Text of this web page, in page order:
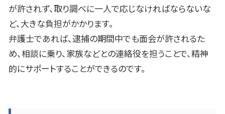
が許されず、取り調べに一人で応じなければならないな
ど、大きな負担がかかります。
弁護士であれば、逮捕の期間中でも面会が許されるた
め、相談に乗り、家族などとの連絡役を担うことで、精神
的にサポートすることができるのです。